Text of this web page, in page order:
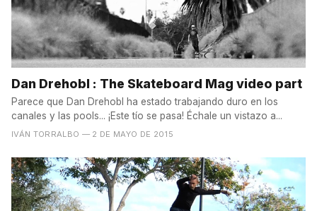
Dan Drehobl : The Skateboard Mag video part
Parece que Dan Drehobl ha estado trabajando duro en los
canales y las pools... ¡Este tío se pasa! Échale un vistazo a...
IVÁN TORRALBO — 2 DE MAYO DE 2015